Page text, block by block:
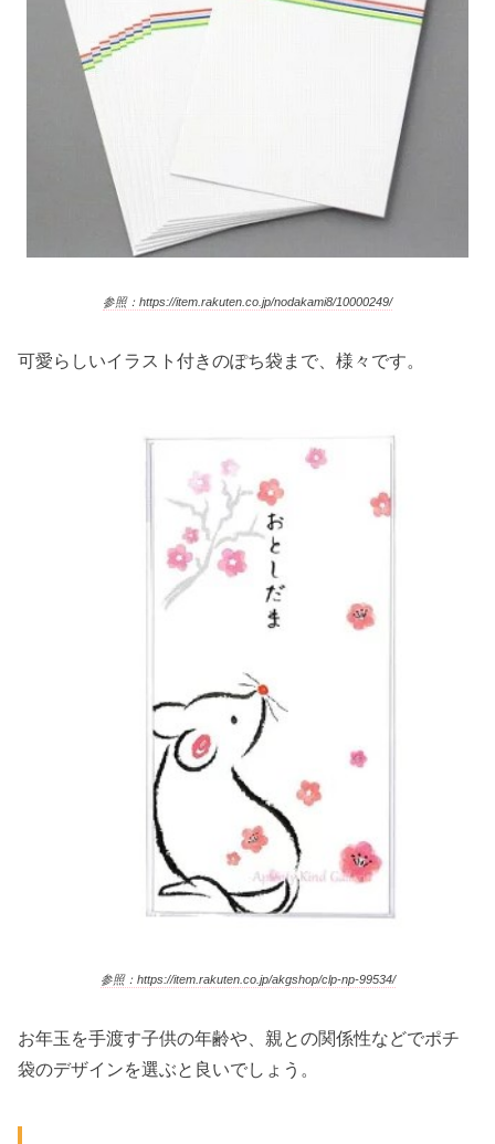
参照：https://item.rakuten.co.jp/nodakami8/10000249/
可愛らしいイラスト付きのぽち袋まで、様々です。
参照：https://item.rakuten.co.jp/akgshop/clp-np-99534/
お年玉を手渡す子供の年齢や、親との関係性などでポチ
袋のデザインを選ぶと良いでしょう。